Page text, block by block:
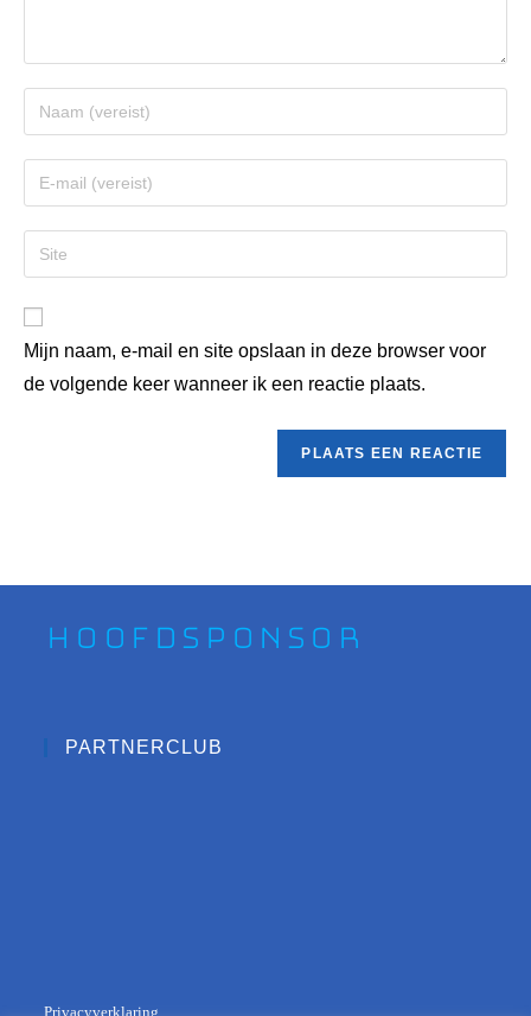
Mijn naam, e-mail en site opslaan in deze browser voor
de volgende keer wanneer ik een reactie plaats.
Hoofdsponsor
PARTNERCLUB
Privacyverklaring